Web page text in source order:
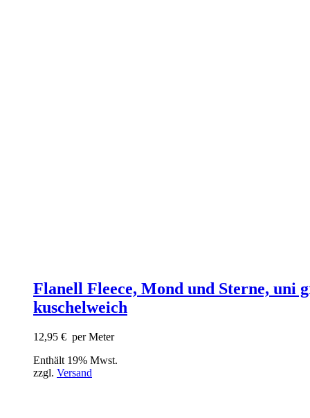
Flanell Fleece, Mond und Sterne, uni
kuschelweich
12,95 € per Meter
Enthält 19% Mwst.
zzgl. Versand